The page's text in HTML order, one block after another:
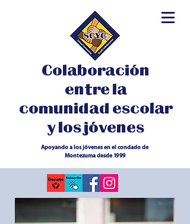
Colaboración
entre la
comunidad escolar
y los jóvenes
Apoyando a los jóvenes en el condado de
Montezuma desde 1999